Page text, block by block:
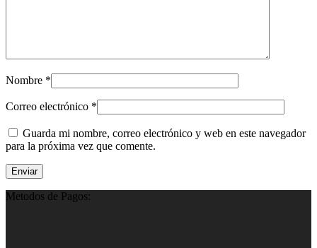
Nombre *
Correo electrónico *
Guarda mi nombre, correo electrónico y web en este navegador
para la próxima vez que comente.
Metodos de Pagos: